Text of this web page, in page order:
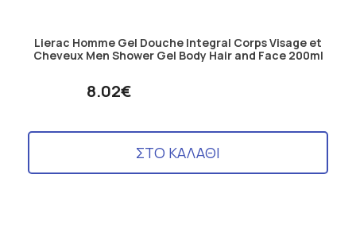
Lierac Homme Gel Douche Integral Corps Visage et
Cheveux Men Shower Gel Body Hair and Face 200ml
8.02€
ΣΤΟ ΚΑΛΑΘΙ